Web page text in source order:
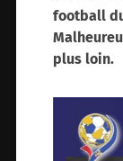
football
plus loin.